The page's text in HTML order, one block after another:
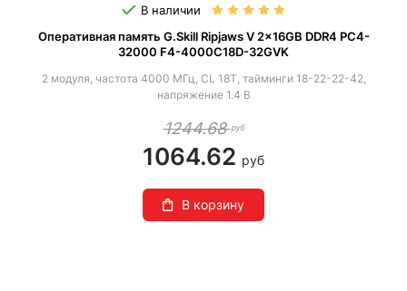
В наличии
Оперативная память G.Skill Ripjaws V 2x16GB DDR4 PC4-
32000 F4-4000C18D-32GVK
2 модуля, частота 4000 МГц, CL 18T, тайминги 18-22-22-42,
напряжение 1.4 В
1244.68руб
1064.62 руб
В корзину